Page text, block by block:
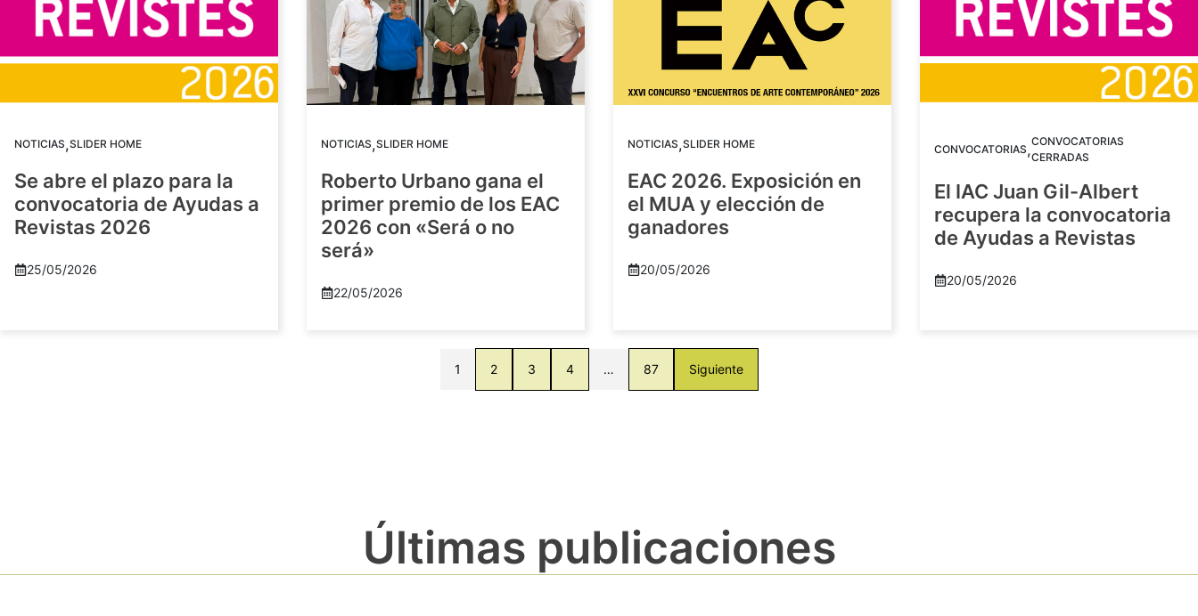
NOTICIAS,SLIDER HOME
Se abre el plazo para la
convocatoria de Ayudas a
Revistas 2026
25/05/2026
NOTICIAS,SLIDER HOME
Roberto Urbano gana el
primer premio de los EAC
2026 con «Será o no
será»
22/05/2026
NOTICIAS,SLIDER HOME
EAC 2026. Exposición en
el MUA y elección de
ganadores
20/05/2026
CONVOCATORIAS,CONVOCATORIAS
CERRADAS
El IAC Juan Gil-Albert
recupera la convocatoria
de Ayudas a Revistas
20/05/2026
1 2 3 4 … 87 Siguiente
Últimas publicaciones